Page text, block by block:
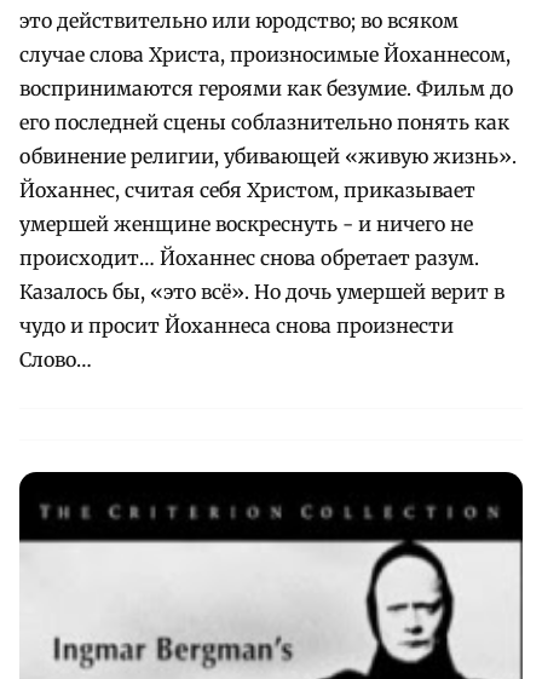
это действительно или юродство; во всяком
случае слова Христа, произносимые Йоханнесом,
воспринимаются героями как безумие. Фильм до
его последней сцены соблазнительно понять как
обвинение религии, убивающей «живую жизнь».
Йоханнес, считая себя Христом, приказывает
умершей женщине воскреснуть - и ничего не
происходит… Йоханнес снова обретает разум.
Казалось бы, «это всё». Но дочь умершей верит в
чудо и просит Йоханнеса снова произнести
Слово…